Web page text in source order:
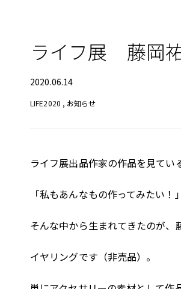
ライフ展 藤岡
2020.06.14
LIFE2020 , お知らせ
ライフ展出品作家の作品を見てい
「私もあんなもの作ってみたい！
そんな中から生まれてきたのが、
イヤリングです（非売品）。